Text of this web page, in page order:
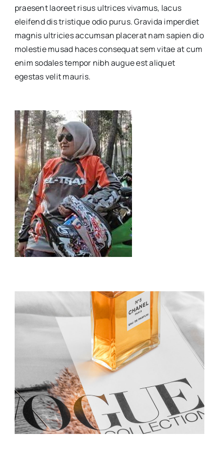
praesent laoreet risus ultrices vivamus, lacus
eleifend dis tristique odio purus. Gravida imperdiet
magnis ultricies accumsan placerat nam sapien dio
molestie musad haces consequat sem vitae at cum
enim sodales tempor nibh augue est aliquet
egestas velit mauris.